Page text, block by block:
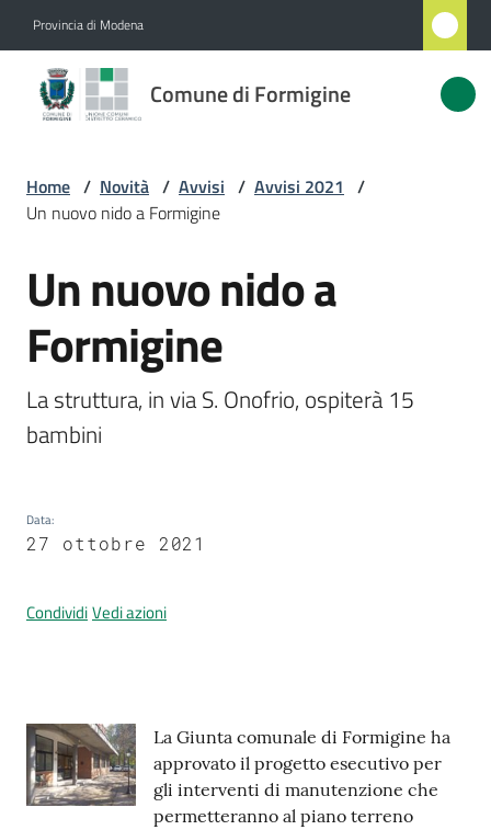
Provincia di Modena
Comune di Formigine
Comune
di
Novità
Servizi
Vivere
Formigine
appuntamenti
l
e
r
t
Home / Novità / Avvisi / Avvisi 2021 /
Un nuovo nido a Formigine
Salta al contenuto
Un nuovo nido a
Formigine
La struttura, in via S. Onofrio, ospiterà 15
bambini
Data:
27 ottobre 2021
CondividiVedi azioni
Contenuto
La Giunta comunale di Formigine ha
approvato il progetto esecutivo per
gli interventi di manutenzione che
permetteranno al piano terreno